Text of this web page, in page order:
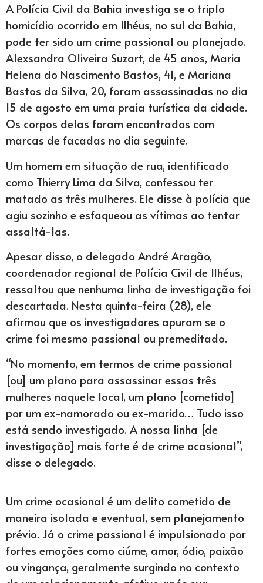
A Polícia Civil da Bahia investiga se o triplo
homicídio ocorrido em Ilhéus, no sul da Bahia,
pode ter sido um crime passional ou planejado.
Alexsandra Oliveira Suzart, de 45 anos, Maria
Helena do Nascimento Bastos, 41, e Mariana
Bastos da Silva, 20, foram assassinadas no dia
15 de agosto em uma praia turística da cidade.
Os corpos delas foram encontrados com
marcas de facadas no dia seguinte.
Um homem em situação de rua, identificado
como Thierry Lima da Silva, confessou ter
matado as três mulheres. Ele disse à polícia que
agiu sozinho e esfaqueou as vítimas ao tentar
assaltá-las.
Apesar disso, o delegado André Aragão,
coordenador regional de Polícia Civil de Ilhéus,
ressaltou que nenhuma linha de investigação foi
descartada. Nesta quinta-feira (28), ele
afirmou que os investigadores apuram se o
crime foi mesmo passional ou premeditado.
“No momento, em termos de crime passional
[ou] um plano para assassinar essas três
mulheres naquele local, um plano [cometido]
por um ex-namorado ou ex-marido… Tudo isso
está sendo investigado. A nossa linha [de
investigação] mais forte é de crime ocasional”,
disse o delegado.
Um crime ocasional é um delito cometido de
maneira isolada e eventual, sem planejamento
prévio. Já o crime passional é impulsionado por
fortes emoções como ciúme, amor, ódio, paixão
ou vingança, geralmente surgindo no contexto